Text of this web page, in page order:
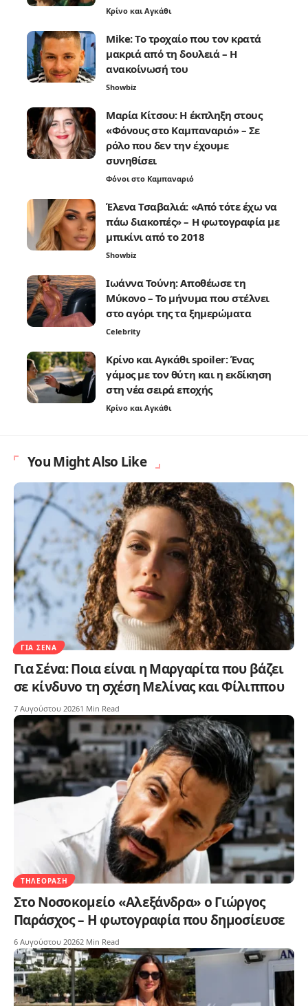
Κρίνο και Αγκάθι
Mike: Το τροχαίο που τον κρατά
μακριά από τη δουλειά – Η
ανακοίνωσή του
Showbiz
Μαρία Κίτσου: Η έκπληξη στους
«Φόνους στο Καμπαναριό» – Σε
ρόλο που δεν την έχουμε
συνηθίσει
Φόνοι στο Καμπαναριό
Έλενα Τσαβαλιά: «Από τότε έχω να
πάω διακοπές» – Η φωτογραφία με
μπικίνι από το 2018
Showbiz
Ιωάννα Τούνη: Αποθέωσε τη
Μύκονο – Το μήνυμα που στέλνει
στο αγόρι της τα ξημερώματα
Celebrity
Κρίνο και Αγκάθι spoiler: Ένας
γάμος με τον θύτη και η εκδίκηση
στη νέα σειρά εποχής
Κρίνο και Αγκάθι
You Might Also Like
ΓΙΑ ΣΈΝΑ
Για Σένα: Ποια είναι η Μαργαρίτα που βάζει
σε κίνδυνο τη σχέση Μελίνας και Φίλιππου
7 Αυγούστου 20261 Min Read
ΤΗΛΕΌΡΑΣΗ
Στο Νοσοκομείο «Αλεξάνδρα» ο Γιώργος
Παράσχος – Η φωτογραφία που δημοσίευσε
6 Αυγούστου 20262 Min Read